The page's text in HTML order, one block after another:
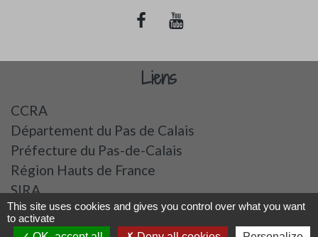
Liens
CCRA
Département du Pas de Calais
Préfecture du Pas-de-Calais
Région Hauts de France
SIRA
Mentions légales Politique de confidentialité
This site uses cookies and gives you control over what you want
to activate